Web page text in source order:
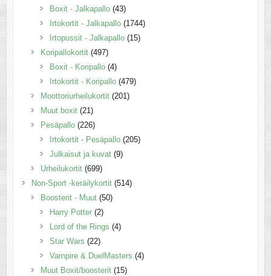
Boxit - Jalkapallo (43)
Irtokortit - Jalkapallo (1744)
Irtopussit - Jalkapallo (15)
Koripallokortit (497)
Boxit - Koripallo (4)
Irtokortit - Koripallo (479)
Moottoriurheilukortit (201)
Muut boxit (21)
Pesäpallo (226)
Irtokortit - Pesäpallo (205)
Julkaisut ja kuvat (9)
Urheilukortit (699)
Non-Sport -keräilykortit (514)
Boosterit - Muut (50)
Harry Potter (2)
Lord of the Rings (4)
Star Wars (22)
Vampire & DuelMasters (4)
Muut Boxit/boosterit (15)